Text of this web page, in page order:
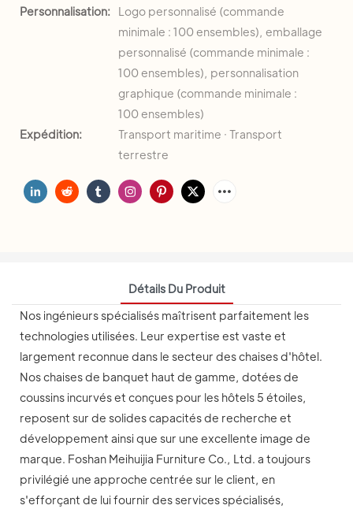
Personnalisation:
Logo personnalisé (commande
minimale : 100 ensembles), emballage
personnalisé (commande minimale :
100 ensembles), personnalisation
graphique (commande minimale :
100 ensembles)
Expédition:
Transport maritime · Transport
terrestre
Détails Du Produit
Nos ingénieurs spécialisés maîtrisent parfaitement les
technologies utilisées. Leur expertise est vaste et
largement reconnue dans le secteur des chaises d'hôtel.
Nos chaises de banquet haut de gamme, dotées de
coussins incurvés et conçues pour les hôtels 5 étoiles,
reposent sur de solides capacités de recherche et
développement ainsi que sur une excellente image de
marque. Foshan Meihuijia Furniture Co., Ltd. a toujours
privilégié une approche centrée sur le client, en
s'efforçant de lui fournir des services spécialisés,